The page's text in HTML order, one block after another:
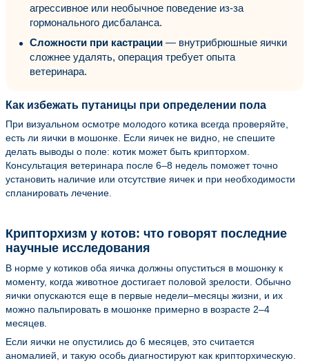
агрессивное или необычное поведение из-за
гормонального дисбаланса.
Сложности при кастрации — внутрибрюшные яички
сложнее удалять, операция требует опыта
ветеринара.
Как избежать путаницы при определении пола
При визуальном осмотре молодого котика всегда проверяйте,
есть ли яички в мошонке. Если яичек не видно, не спешите
делать выводы о поле: котик может быть крипторхом.
Консультация ветеринара после 6–8 недель поможет точно
установить наличие или отсутствие яичек и при необходимости
спланировать лечение.
Крипторхизм у котов: что говорят последние
научные исследования
В норме у котиков оба яичка должны опуститься в мошонку к
моменту, когда животное достигает половой зрелости. Обычно
яички опускаются еще в первые недели–месяцы жизни, и их
можно пальпировать в мошонке примерно в возрасте 2–4
месяцев.
Если яички не опустились до 6 месяцев, это считается
аномалией, и такую особь диагностируют как крипторхическую.